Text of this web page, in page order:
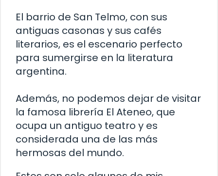
El barrio de San Telmo, con sus
antiguas casonas y sus cafés
literarios, es el escenario perfecto
para sumergirse en la literatura
argentina.
Además, no podemos dejar de visitar
la famosa librería El Ateneo, que
ocupa un antiguo teatro y es
considerada una de las más
hermosas del mundo.